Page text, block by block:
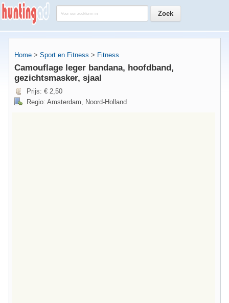
Home > Sport en Fitness > Fitness
Camouflage leger bandana, hoofdband,
gezichtsmasker, sjaal
Prijs: € 2,50
Regio: Amsterdam, Noord-Holland